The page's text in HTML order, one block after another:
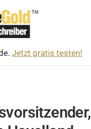
Jetzt gratis testen!